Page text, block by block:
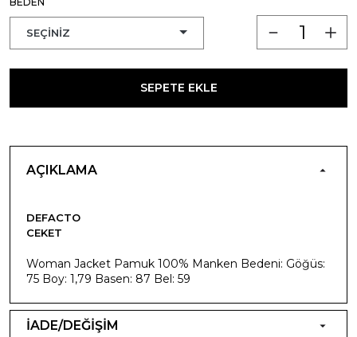
SEPETE EKLE
AÇIKLAMA
DEFACTO
CEKET
Woman Jacket Pamuk 100% Manken Bedeni: Göğüs:
75 Boy: 1,79 Basen: 87 Bel: 59
İADE/DEĞİŞİM